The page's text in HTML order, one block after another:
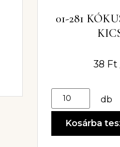
01-281
38 Ft
db
Kosárba